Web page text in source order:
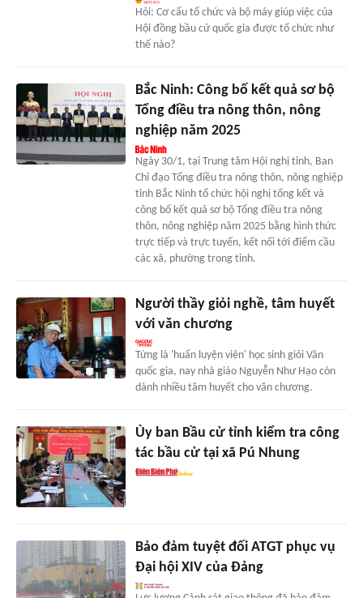
Hỏi: Cơ cấu tổ chức và bộ máy giúp việc của
Hội đồng bầu cử quốc gia được tổ chức như
thế nào?
Bắc Ninh: Công bố kết quả sơ bộ
Tổng điều tra nông thôn, nông
nghiệp năm 2025
Ngày 30/1, tại Trung tâm Hội nghị tỉnh, Ban
Chỉ đạo Tổng điều tra nông thôn, nông nghiệp
tỉnh Bắc Ninh tổ chức hội nghị tổng kết và
công bố kết quả sơ bộ Tổng điều tra nông
thôn, nông nghiệp năm 2025 bằng hình thức
trực tiếp và trực tuyến, kết nối tới điểm cầu
các xã, phường trong tỉnh.
Người thầy giỏi nghề, tâm huyết
với văn chương
Từng là 'huấn luyện viên' học sinh giỏi Văn
quốc gia, nay nhà giáo Nguyễn Như Hạo còn
dành nhiều tâm huyết cho văn chương.
Ủy ban Bầu cử tỉnh kiểm tra công
tác bầu cử tại xã Pú Nhung
Bảo đảm tuyệt đối ATGT phục vụ
Đại hội XIV của Đảng